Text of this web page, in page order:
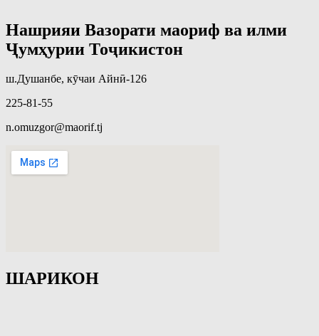
Нашрияи Вазорати маориф ва илми
Ҷумҳурии Тоҷикистон
ш.Душанбе, кӯчаи Айнӣ-126
225-81-55
n.omuzgor@maorif.tj
ШАРИКОН